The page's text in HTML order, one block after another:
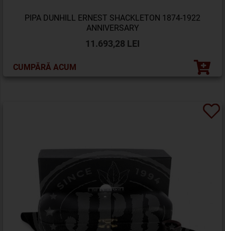
PIPA DUNHILL ERNEST SHACKLETON 1874-1922
ANNIVERSARY
11.693,28 LEI
CUMPĂRĂ ACUM